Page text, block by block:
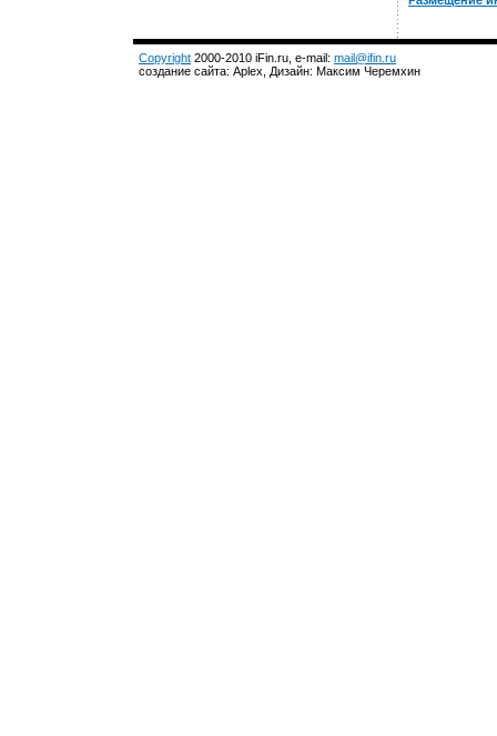
Copyright 2000-2010 iFin.ru, e-mail: mail@ifin.ru
создание сайта: Aplex, Дизайн: Максим Черемхин